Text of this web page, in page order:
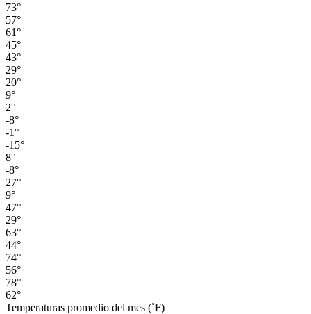
73°
57°
61°
45°
43°
29°
20°
9°
2°
-8°
-1°
-15°
8°
-8°
27°
9°
47°
29°
63°
44°
74°
56°
78°
62°
Temperaturas promedio del mes (˚F)